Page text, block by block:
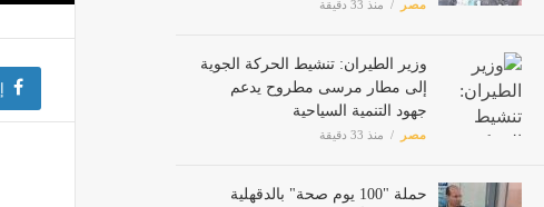
مصر منذ 33 دقيقة
وزير الطيران: تنشيط الحركة الجوية
إلى مطار مرسى مطروح يدعم
جهود التنمية السياحية
مصر منذ 33 دقيقة
حملة "100 يوم صحة" بالدقهلية